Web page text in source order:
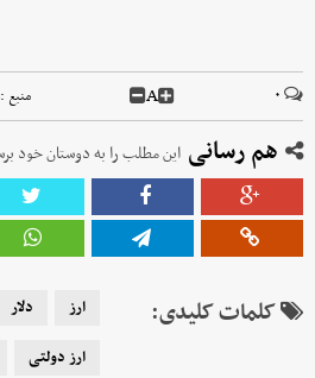
۰ A منبع :
هم رسانی این مطلب را به دوستان خود
کلمات کلیدی: ارز دلار
ارز دولتی